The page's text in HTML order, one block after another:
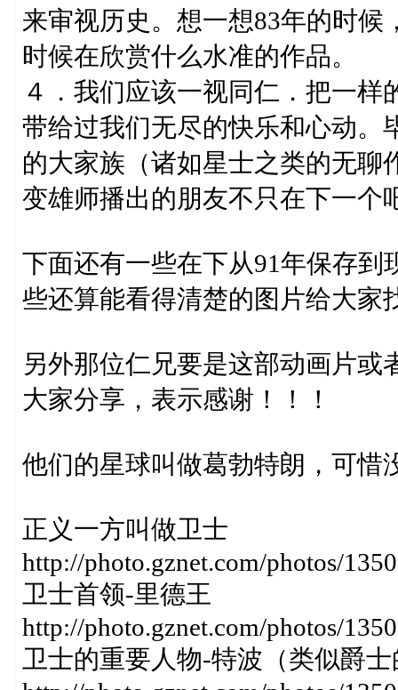
来审视历史。想一想83年的时
时候在欣赏什么水准的作品。
４．我们应该一视同仁．把一样
带给过我们无尽的快乐和心动。
的大家族（诸如星士之类的无聊
变雄师播出的朋友不只在下一个
下面还有一些在下从91年保存
些还算能看得清楚的图片给大家
另外那位仁兄要是这部动画片
大家分享，表示感谢！！！
他们的星球叫做葛勃特朗，可惜
正义一方叫做卫士
http://photo.gznet.com/photos/
卫士首领-里德王
http://photo.gznet.com/photos/
卫士的重要人物-特波（类似爵